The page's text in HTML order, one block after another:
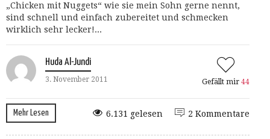
„Chicken mit Nuggets“ wie sie mein Sohn gerne nennt,
sind schnell und einfach zubereitet und schmecken
wirklich sehr lecker!...
Huda Al-Jundi
3. November 2011 Gefällt mir 44
Mehr Lesen 2 Kommentare
6.131 gelesen